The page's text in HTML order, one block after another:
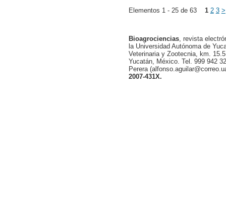
Elementos 1 - 25 de 63 1 2 3 >
Bioagrociencias, revista
la Universidad Autónoma de
Veterinaria y Zootecnia, km.
Yucatán, México. Tel. 999 942
Perera
2007-431X.